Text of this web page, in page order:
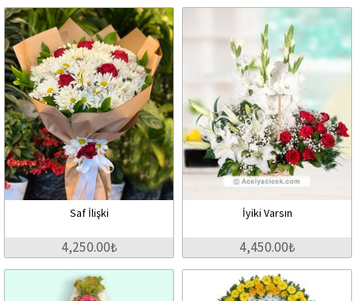
Saf İlişki
4,250.00₺
İyiki Varsın
4,450.00₺